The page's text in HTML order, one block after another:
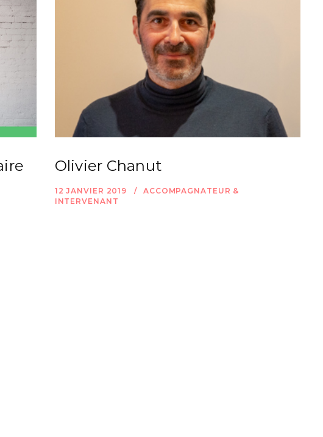
Olivier Chanut
12 JANVIER 2019
ACCOMPAGNATEUR &
INTERVENANT